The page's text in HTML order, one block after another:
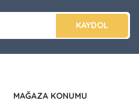
KAYDOL
MAĞAZA KONUMU